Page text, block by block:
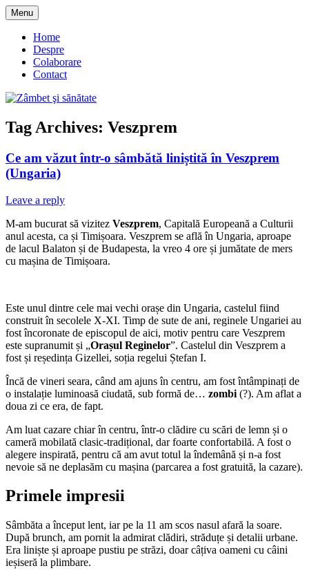
Skip
to
content
Zâmbet şi sănătate
Menu
Home
Despre
Colaborare
Contact
Tag Archives: Veszprem
Ce am văzut într-o sâmbătă liniștită în Veszprem
(Ungaria)
Leave a reply
M-am bucurat să vizitez Veszprem, Capitală Europeană a Culturii
anul acesta, ca și Timișoara. Veszprem se află în Ungaria, aproape
de lacul Balaton și de Budapesta, la vreo 4 ore și jumătate de mers
cu mașina de Timișoara.
Este unul dintre cele mai vechi orașe din Ungaria, castelul fiind
construit în secolele X-XI. Timp de sute de ani, reginele Ungariei au
fost încoronate de episcopul de aici, motiv pentru care Veszprem
este supranumit și „Orașul Reginelor”. Castelul din Veszprem a
fost și reședința Gizellei, soția regelui Ștefan I.
Încă de vineri seara, când am ajuns în centru, am fost întâmpinați de
o instalație luminoasă ciudată, sub formă de… zombi (?). Am aflat a
doua zi ce era, de fapt.
Am luat cazare chiar în centru, într-o clădire cu scări de lemn și o
cameră mobilată clasic-tradițional, dar foarte confortabilă. A fost o
alegere inspirată, pentru că am avut totul la îndemână și n-a fost
nevoie să ne deplasăm cu mașina (parcarea a fost gratuită, la cazare).
Primele impresii
Sâmbăta a început lent, iar pe la 11 am scos nasul afară la soare.
După brunch, am pornit la admirat clădiri, străduțe și detalii urbane.
Era liniște și aproape pustiu pe străzi, doar câțiva oameni cu câini
ieșiseră la plimbare.